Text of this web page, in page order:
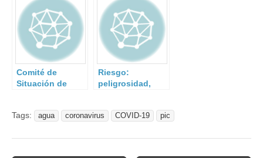
Comité de
Situación de
Riesgo:
peligrosidad,
Tags:
agua coronavirus COVID-19 pic